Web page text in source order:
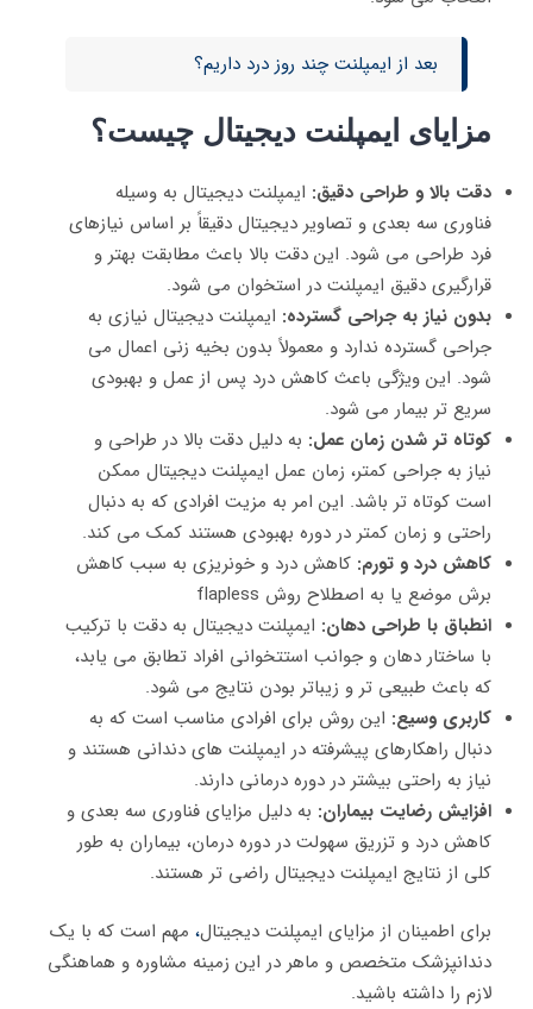
بعد از ایمپلنت چند روز درد داریم؟
مزایای ایمپلنت دیجیتال چیست؟
دقت بالا و طراحی دقیق: ایمپلنت دیجیتال به وسیله
فناوری سه‌ بعدی و تصاویر دیجیتال دقیقاً بر اساس نیازهای
فرد طراحی می‌ شود. این دقت بالا باعث مطابقت بهتر و
قرارگیری دقیق ایمپلنت در استخوان می‌ شود.
بدون نیاز به جراحی گسترده: ایمپلنت دیجیتال نیازی به
جراحی گسترده ندارد و معمولاً بدون بخیه‌ زنی اعمال می‌
شود. این ویژگی باعث کاهش درد پس از عمل و بهبودی
سریع تر بیمار می‌ شود.
کوتاه‌ تر شدن زمان عمل: به دلیل دقت بالا در طراحی و
نیاز به جراحی کمتر، زمان عمل ایمپلنت دیجیتال ممکن
است کوتاه‌ تر باشد. این امر به مزیت افرادی که به دنبال
راحتی و زمان کمتر در دوره بهبودی هستند کمک می‌ کند.
کاهش درد و تورم: کاهش درد و خونریزی به سبب کاهش
برش موضع یا به اصطلاح روش flapless
انطباق با طراحی دهان: ایمپلنت دیجیتال به دقت با ترکیب
با ساختار دهان و جوانب استتخوانی افراد تطابق می‌ یابد،
که باعث طبیعی‌ تر و زیباتر بودن نتایج می‌ شود.
کاربری وسیع: این روش برای افرادی مناسب است که به
دنبال راهکارهای پیشرفته در ایمپلنت‌ های دندانی هستند و
نیاز به راحتی بیشتر در دوره درمانی دارند.
افزایش رضایت بیماران: به دلیل مزایای فناوری سه‌ بعدی و
کاهش درد و تزریق سهولت در دوره درمان، بیماران به طور
کلی از نتایج ایمپلنت دیجیتال راضی‌ تر هستند.
برای اطمینان از مزایای ایمپلنت دیجیتال، مهم است که با یک
دندانپزشک متخصص و ماهر در این زمینه مشاوره و هماهنگی
لازم را داشته باشید.